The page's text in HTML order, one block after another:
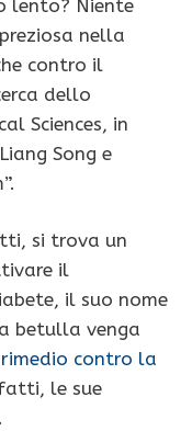
lento? Niente
nella
contro il
dello
Sciences, in
Song e
si trova un
il
il suo nome
betulla venga
rimedio contro la
le sue
.